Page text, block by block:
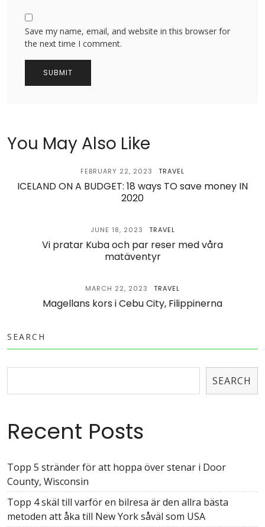
Save my name, email, and website in this browser for
the next time I comment.
You May Also Like
FEBRUARY 22, 2023 TRAVEL
ICELAND ON A BUDGET: 18 ways TO save money IN
2020
JUNE 18, 2023 TRAVEL
Vi pratar Kuba och par reser med våra
matäventyr
MARCH 22, 2023 TRAVEL
Magellans kors i Cebu City, Filippinerna
SEARCH
SEARCH
Recent Posts
Topp 5 stränder för att hoppa över stenar i Door
County, Wisconsin
Topp 4 skäl till varför en bilresa är den allra bästa
metoden att åka till New York såväl som USA